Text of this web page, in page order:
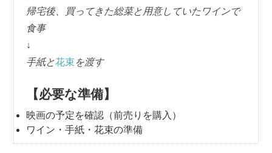
帰宅後、買ってきた総菜と用意していたワインで
食事
↓
手紙と花束 を渡す
【必要な準備】
映画の予定を確認（前売りを購入）
ワイン・手紙・花束の準備